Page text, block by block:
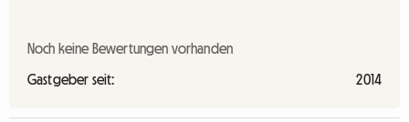
Noch keine Bewertungen vorhanden
Gastgeber seit: 2014